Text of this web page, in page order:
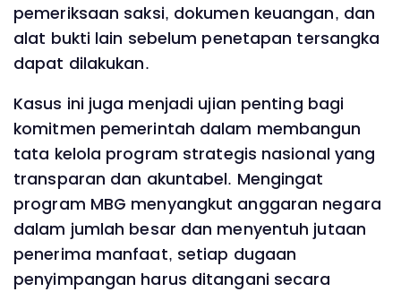
pemeriksaan saksi, dokumen keuangan, dan
alat bukti lain sebelum penetapan tersangka
dapat dilakukan.
Kasus ini juga menjadi ujian penting bagi
komitmen pemerintah dalam membangun
tata kelola program strategis nasional yang
transparan dan akuntabel. Mengingat
program MBG menyangkut anggaran negara
dalam jumlah besar dan menyentuh jutaan
penerima manfaat, setiap dugaan
penyimpangan harus ditangani secara